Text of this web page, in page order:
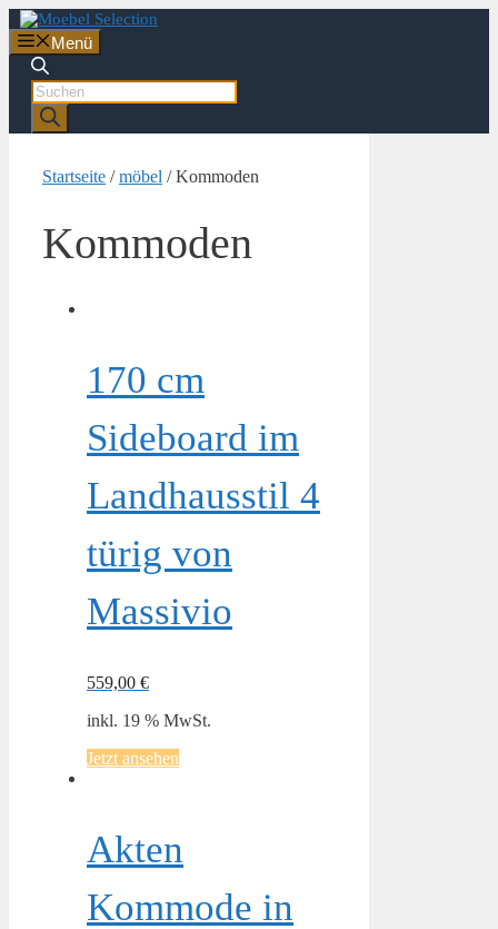
Zum
Inhalt
springen
Menü
Products
search
Startseite /möbel / Kommoden
Kommoden
170 cm
Sideboard im
Landhausstil 4
türig von
Massivio
559,00 €
inkl. 19 % MwSt.
Jetzt ansehen
Akten
Kommode in